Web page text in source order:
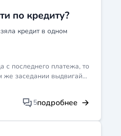
по кредиту?
кредит в одном
с последнего платежа, то
же заседании выдвигай
последний
5подробнее